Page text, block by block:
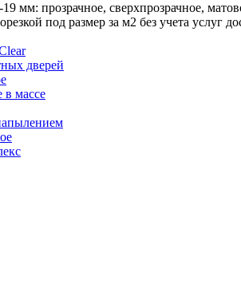
19 мм: прозрачное, сверхпрозрачное,
под размер за м2 без учета услуг
дверей
в массе